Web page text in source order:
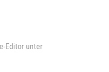
Editor unter